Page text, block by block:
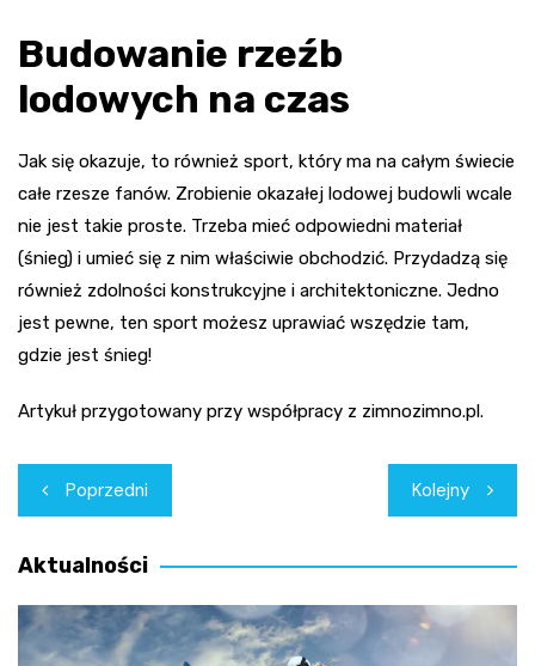
Budowanie rzeźb
lodowych na czas
Jak się okazuje, to również sport, który ma na całym świecie
całe rzesze fanów. Zrobienie okazałej lodowej budowli wcale
nie jest takie proste. Trzeba mieć odpowiedni materiał
(śnieg) i umieć się z nim właściwie obchodzić. Przydadzą się
również zdolności konstrukcyjne i architektoniczne. Jedno
jest pewne, ten sport możesz uprawiać wszędzie tam,
gdzie jest śnieg!
Artykuł przygotowany przy współpracy z zimnozimno.pl.
Nawigacja
wpisu
Poprzedni Kolejny
Aktualności